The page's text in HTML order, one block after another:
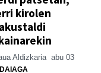
kirolen
Aldizkaria abu 03